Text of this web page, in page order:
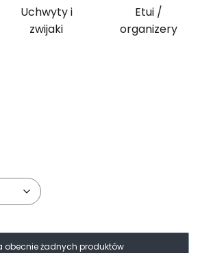
Uchwyty i
zwijaki
Etui /
organizery
obecnie żadnych produktów